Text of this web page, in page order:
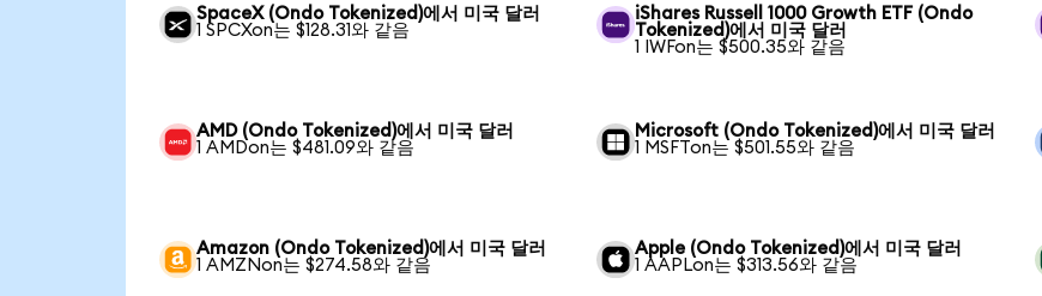
SpaceX (Ondo Tokenized)에서 미국 달러
1 SPCXon는 $128.31와 같음
iShares Russell 1000 Growth ETF (Ondo
Tokenized)에서 미국 달러
1 IWFon는 $500.35와 같음
AMD (Ondo Tokenized)에서 미국 달러
1 AMDon는 $481.09와 같음
Microsoft (Ondo Tokenized)에서 미국 달러
1 MSFTon는 $501.55와 같음
Amazon (Ondo Tokenized)에서 미국 달러
1 AMZNon는 $274.58와 같음
Apple (Ondo Tokenized)에서 미국 달러
1 AAPLon는 $313.56와 같음